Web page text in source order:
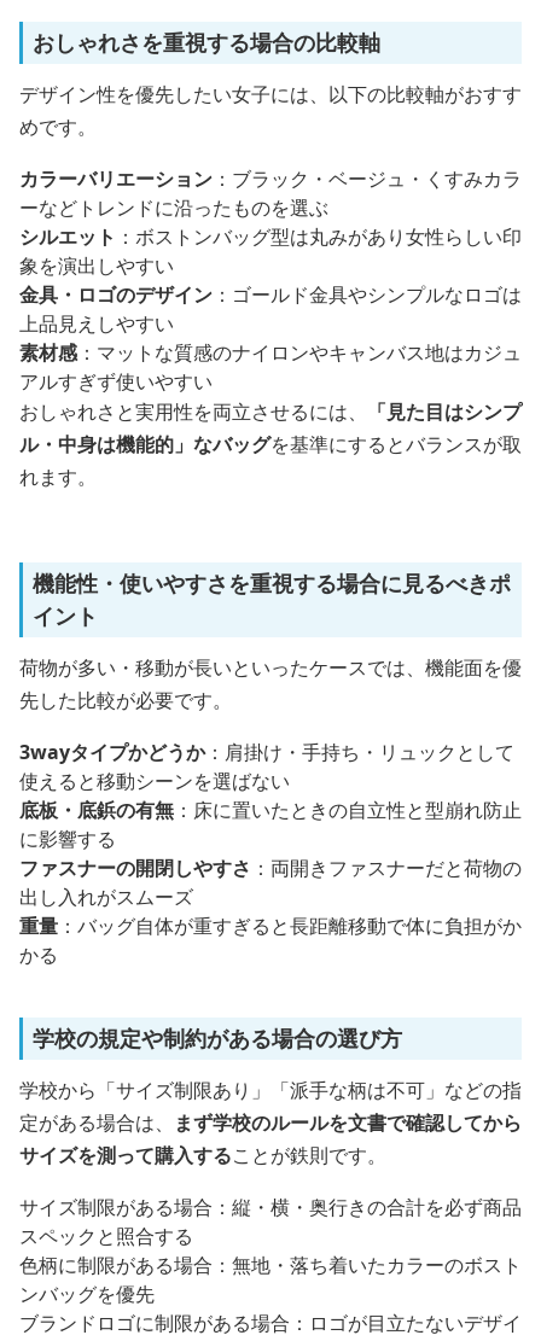
おしゃれさを重視する場合の比較軸
デザイン性を優先したい女子には、以下の比較軸がおすす
めです。
カラーバリエーション ：ブラック・ベージュ・くすみカラ
ーなどトレンドに沿ったものを選ぶ
シルエット ：ボストンバッグ型は丸みがあり女性らしい印
象を演出しやすい
金具・ロゴのデザイン ：ゴールド金具やシンプルなロゴは
上品見えしやすい
素材感：マットな質感のナイロンやキャンバス地はカジュ
アルすぎず使いやすい
おしゃれさと実用性を両立させるには、
「見た目はシンプ
ル・中身は機能的」なバッグを基準にするとバランスが取
れます。
機能性・使いやすさを重視する場合に見るべきポ
イント
荷物が多い・移動が長いといったケースでは、機能面を優
先した比較が必要です。
3wayタイプかどうか：肩掛け・手持ち・リュックとして
使えると移動シーンを選ばない
底板・底鋲の有無 ：床に置いたときの自立性と型崩れ防止
に影響する
ファスナーの開閉しやすさ ：両開きファスナーだと荷物の
出し入れがスムーズ
重量 ：バッグ自体が重すぎると長距離移動で体に負担がか
かる
学校の規定や制約がある場合の選び方
学校から「サイズ制限あり」「派手な柄は不可」などの指
定がある場合は、
まず学校のルールを文書で確認してから
サイズを測って購入することが鉄則です。
サイズ制限がある場合：縦・横・奥行きの合計を必ず商品
スペックと照合する
色柄に制限がある場合：無地・落ち着いたカラーのボスト
ンバッグを優先
ブランドロゴに制限がある場合：ロゴが目立たないデザイ